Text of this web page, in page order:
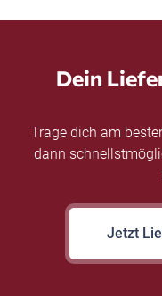
Dein
Trage dich am
dann
Jetzt